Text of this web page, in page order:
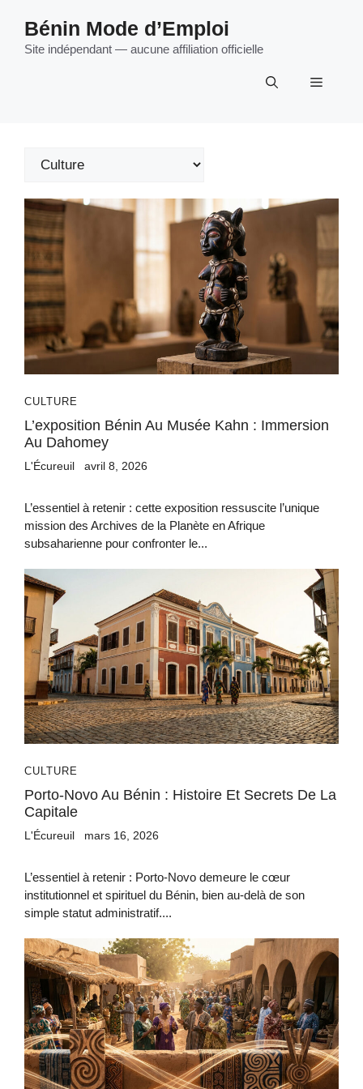
contenu
Bénin Mode d’Emploi
Site indépendant — aucune affiliation officielle
Menu
Catégories
CULTURE
L’exposition Bénin Au Musée Kahn : Immersion
Au Dahomey
L'Écureuil avril 8, 2026
L’essentiel à retenir : cette exposition ressuscite l’unique
mission des Archives de la Planète en Afrique
subsaharienne pour confronter le...
CULTURE
Porto-Novo Au Bénin : Histoire Et Secrets De La
Capitale
L'Écureuil mars 16, 2026
L’essentiel à retenir : Porto-Novo demeure le cœur
institutionnel et spirituel du Bénin, bien au-delà de son
simple statut administratif....